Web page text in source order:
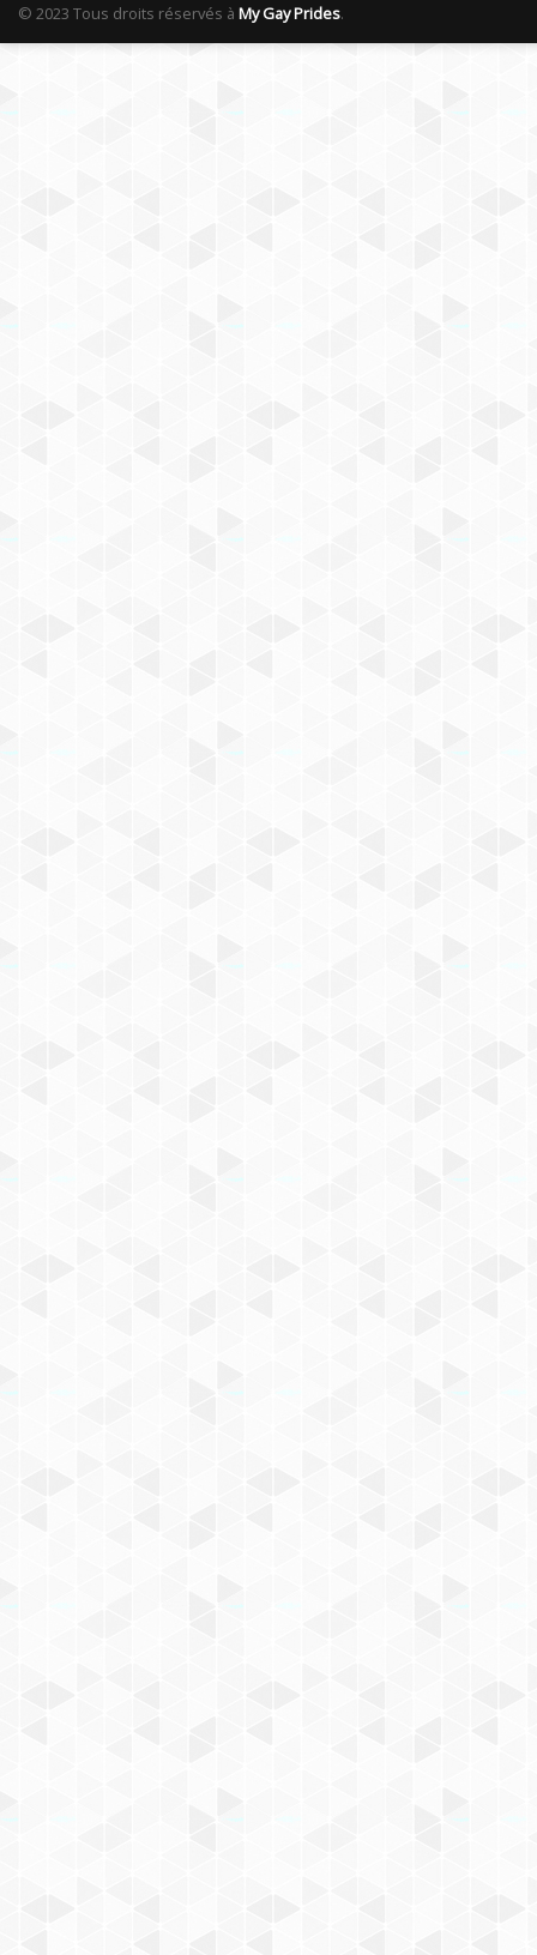
© 2023 Tous droits réservés à My Gay Prides.